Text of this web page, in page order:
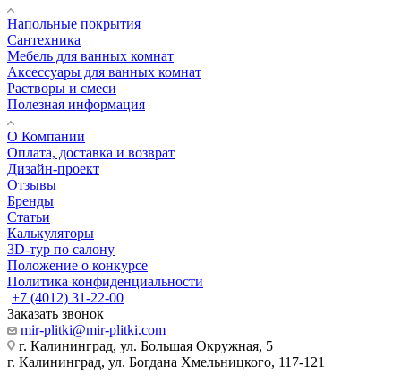
Напольные покрытия
Сантехника
Мебель для ванных комнат
Аксессуары для ванных комнат
Растворы и смеси
Полезная информация
О Компании
Оплата, доставка и возврат
Дизайн-проект
Отзывы
Бренды
Статьи
Калькуляторы
3D-тур по салону
Положение о конкурсе
Политика конфиденциальности
+7 (4012) 31-22-00
Заказать звонок
mir-plitki@mir-plitki.com
г. Калининград, ул. Большая Окружная, 5
г. Калининград, ул. Богдана Хмельницкого, 117-121